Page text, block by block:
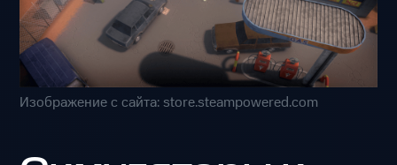
Изображение с сайта: store.steampowered.com